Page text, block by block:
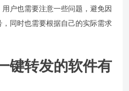
户也需要注意一些问题，避免因
同时也需要根据自己的实际需求
键转发的软件有